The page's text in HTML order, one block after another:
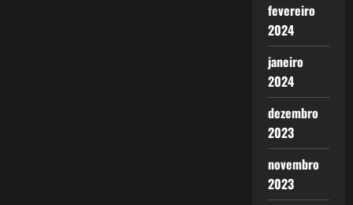
fevereiro
2024
janeiro
2024
dezembro
2023
novembro
2023